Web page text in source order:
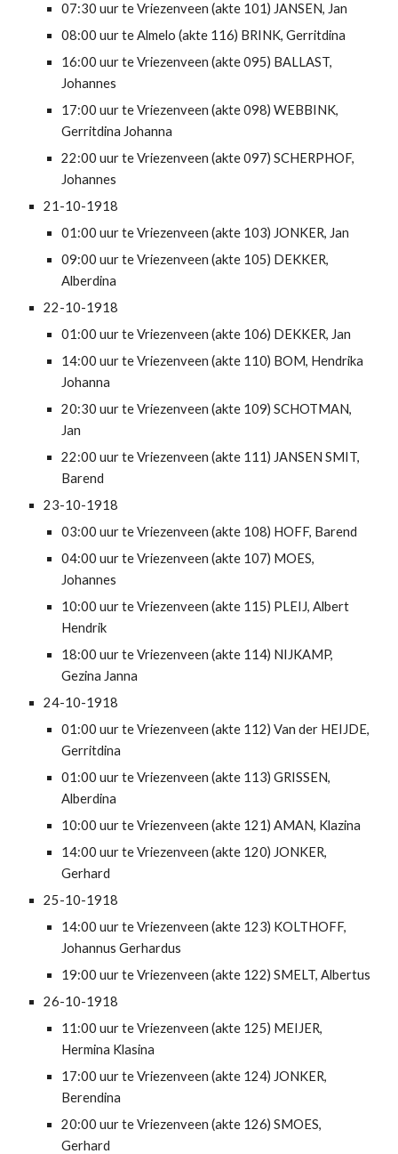
07:30 uur te Vriezenveen (akte 101) JANSEN, Jan
08:00 uur te Almelo (akte 116) BRINK, Gerritdina
16:00 uur te Vriezenveen (akte 095) BALLAST,
Johannes
17:00 uur te Vriezenveen (akte 098) WEBBINK,
Gerritdina Johanna
22:00 uur te Vriezenveen (akte 097) SCHERPHOF,
Johannes
21-10-1918
01:00 uur te Vriezenveen (akte 103) JONKER, Jan
09:00 uur te Vriezenveen (akte 105) DEKKER,
Alberdina
22-10-1918
01:00 uur te Vriezenveen (akte 106) DEKKER, Jan
14:00 uur te Vriezenveen (akte 110) BOM, Hendrika
Johanna
20:30 uur te Vriezenveen (akte 109) SCHOTMAN,
Jan
22:00 uur te Vriezenveen (akte 111) JANSEN SMIT,
Barend
23-10-1918
03:00 uur te Vriezenveen (akte 108) HOFF, Barend
04:00 uur te Vriezenveen (akte 107) MOES,
Johannes
10:00 uur te Vriezenveen (akte 115) PLEIJ, Albert
Hendrik
18:00 uur te Vriezenveen (akte 114) NIJKAMP,
Gezina Janna
24-10-1918
01:00 uur te Vriezenveen (akte 112) Van der HEIJDE,
Gerritdina
01:00 uur te Vriezenveen (akte 113) GRISSEN,
Alberdina
10:00 uur te Vriezenveen (akte 121) AMAN, Klazina
14:00 uur te Vriezenveen (akte 120) JONKER,
Gerhard
25-10-1918
14:00 uur te Vriezenveen (akte 123) KOLTHOFF,
Johannus Gerhardus
19:00 uur te Vriezenveen (akte 122) SMELT, Albertus
26-10-1918
11:00 uur te Vriezenveen (akte 125) MEIJER,
Hermina Klasina
17:00 uur te Vriezenveen (akte 124) JONKER,
Berendina
20:00 uur te Vriezenveen (akte 126) SMOES,
Gerhard